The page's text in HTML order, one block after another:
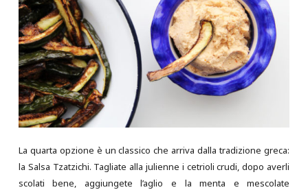
La quarta opzione è un classico che arriva dalla tradizione greca:
la Salsa Tzatzichi. Tagliate alla julienne i cetrioli crudi, dopo averli
scolati bene, aggiungete l’aglio e la menta e mescolate